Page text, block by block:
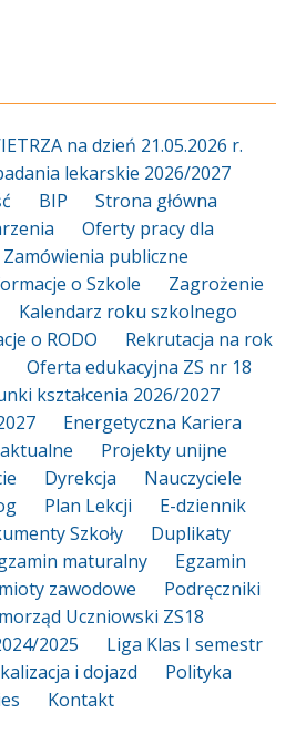
na dzień 21.05.2026 r.
lekarskie 2026/2027
BIP
Strona główna
Oferty pracy dla
Zamówienia publiczne
o Szkole
Zagrożenie
Kalendarz roku szkolnego
o RODO
Rekrutacja na rok
Oferta edukacyjna ZS nr 18
kształcenia 2026/2027
Energetyczna Kariera
Projekty unijne
Dyrekcja
Nauczyciele
Plan Lekcji
E-dziennik
Szkoły
Duplikaty
maturalny
Egzamin
zawodowe
Podręczniki
Uczniowski ZS18
2025
Liga Klas I semestr
i dojazd
Polityka
Kontakt